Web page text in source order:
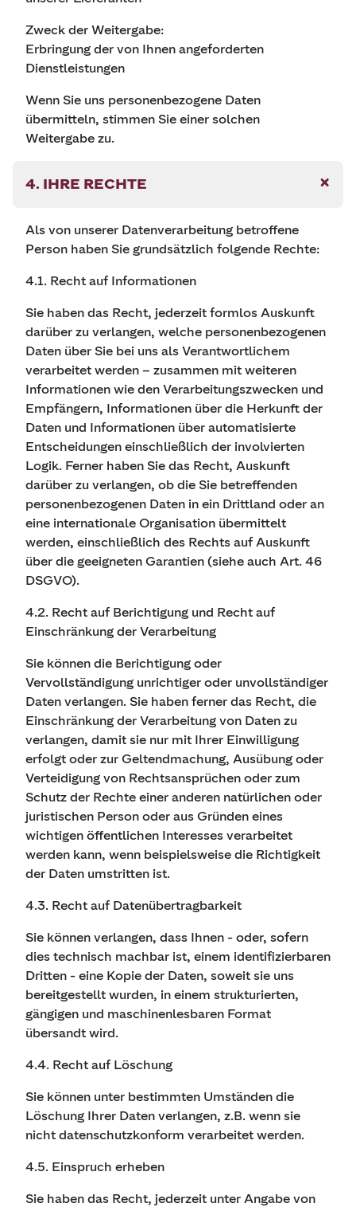
Zweck der Weitergabe:
Erbringung der von Ihnen angeforderten
Dienstleistungen
Wenn Sie uns personenbezogene Daten
übermitteln, stimmen Sie einer solchen
Weitergabe zu.
4. IHRE RECHTE
Als von unserer Datenverarbeitung betroffene
Person haben Sie grundsätzlich folgende Rechte:
4.1. Recht auf Informationen
Sie haben das Recht, jederzeit formlos Auskunft
darüber zu verlangen, welche personenbezogenen
Daten über Sie bei uns als Verantwortlichem
verarbeitet werden – zusammen mit weiteren
Informationen wie den Verarbeitungszwecken und
Empfängern, Informationen über die Herkunft der
Daten und Informationen über automatisierte
Entscheidungen einschließlich der involvierten
Logik. Ferner haben Sie das Recht, Auskunft
darüber zu verlangen, ob die Sie betreffenden
personenbezogenen Daten in ein Drittland oder an
eine internationale Organisation übermittelt
werden, einschließlich des Rechts auf Auskunft
über die geeigneten Garantien (siehe auch Art. 46
DSGVO).
4.2. Recht auf Berichtigung und Recht auf
Einschränkung der Verarbeitung
Sie können die Berichtigung oder
Vervollständigung unrichtiger oder unvollständiger
Daten verlangen. Sie haben ferner das Recht, die
Einschränkung der Verarbeitung von Daten zu
verlangen, damit sie nur mit Ihrer Einwilligung
erfolgt oder zur Geltendmachung, Ausübung oder
Verteidigung von Rechtsansprüchen oder zum
Schutz der Rechte einer anderen natürlichen oder
juristischen Person oder aus Gründen eines
wichtigen öffentlichen Interesses verarbeitet
werden kann, wenn beispielsweise die Richtigkeit
der Daten umstritten ist.
4.3. Recht auf Datenübertragbarkeit
Sie können verlangen, dass Ihnen - oder, sofern
dies technisch machbar ist, einem identifizierbaren
Dritten - eine Kopie der Daten, soweit sie uns
bereitgestellt wurden, in einem strukturierten,
gängigen und maschinenlesbaren Format
übersandt wird.
4.4. Recht auf Löschung
Sie können unter bestimmten Umständen die
Löschung Ihrer Daten verlangen, z.B. wenn sie
nicht datenschutzkonform verarbeitet werden.
4.5. Einspruch erheben
Sie haben das Recht, jederzeit unter Angabe von